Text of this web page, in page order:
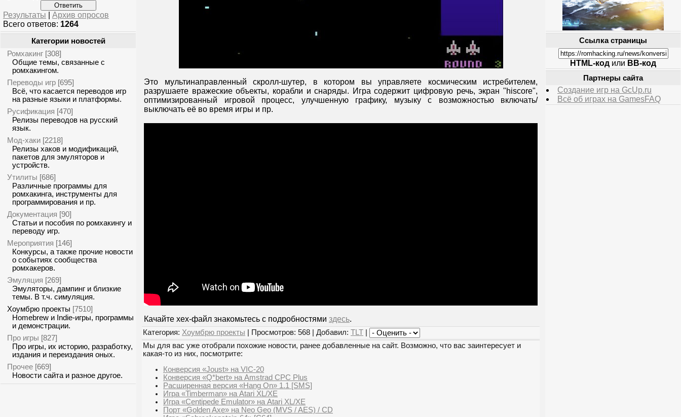
Результаты
Архив опросов
Всего ответов: 1264
Категории новостей
Ромхакинг [308]
Общие темы, связанные с
ромхакингом.
Переводы игр [695]
Всё, что касается переводов игр
на разные языки и платформы.
Русификация [470]
Релизы переводов на русский
язык.
Мод-хаки [2218]
Релизы хаков и модификаций,
пакетов для эмуляторов и
устройств.
Утилиты [686]
Различные программы для
ромхакинга, инструменты для
программирования и пр.
Документация [90]
Статьи и пособия по ромхакингу и
переводу игр.
Мероприятия [146]
Конкурсы, а также прочие новости
о событиях сообщества
ромхакеров.
Эмуляция [269]
Эмуляторы, дампинг и близкие
темы. В т.ч. симуляция.
Хоумбрю проекты [7510]
Homebrew и Indie-игры, программы
и демонстрации.
Про игры [827]
Про игры, их историю, разработку,
издания и переиздания оных.
Прочее [669]
Новости сайта и разное другое.
Это мультинаправленный скролл-шутер, в котором вы управляете космическим истребителем,
разрушаете вражеские объекты, корабли и снаряды. Игра содержит цифровую речь, экран "hiscore",
оптимизированный игровой процесс, улучшенную графику, музыку с возможностью включать/
выключать её во время игры и пр.
Качайте xex-файл знакомьтесь с подробностями здесь.
Категория: Хоумбрю проекты | Просмотров: 568 | Добавил: TLT
Мы для вас уже отобрали похожие новости, ранее добавленные на сайт. Возможно, что вас заинтересует и
какая-то из них, посмотрите:
Конверсия «Joust» на VIC-20
Конверсия «Q*bert» на Amstrad CPC Plus
Расширенная версия «Hang On» 1.1 [SMS]
Игра «Timberman» на Atari XL/XE
Игра «Centipede Emulator» на Atari XL/XE
Порт «Golden Axe» на Neo Geo (MVS / AES) / CD
Ссылка страницы
HTML-код или BB-код
Партнеры сайта
Создание игр на GcUp.ru
Всё об играх на GamesFAQ